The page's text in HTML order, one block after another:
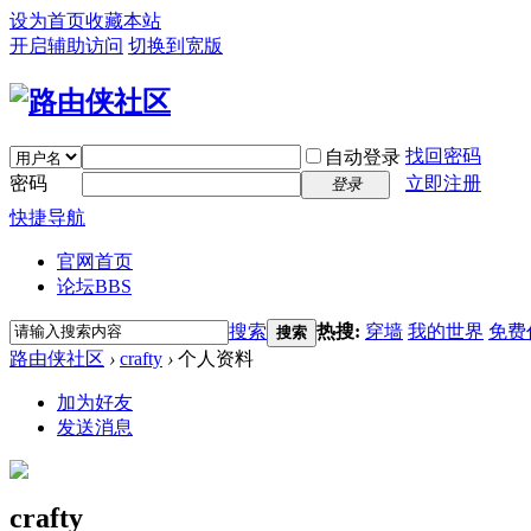
设为首页收藏本站
开启辅助访问 切换到宽版
自动登录 找回密码
密码
登录
立即注册
快捷导航
官网首页
论坛BBS
搜索 搜索 热搜: 穿墙 我的世界 免费
路由侠社区 › crafty › 个人资料
加为好友
发送消息
crafty